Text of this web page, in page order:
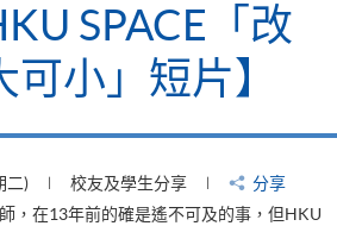
SPACE「改
小」短片】
二) 校友及學生分享
分享
，在13年前的確是遙不可及的事，但HKU